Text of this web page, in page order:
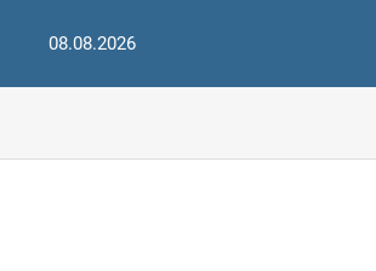
08.08.2026